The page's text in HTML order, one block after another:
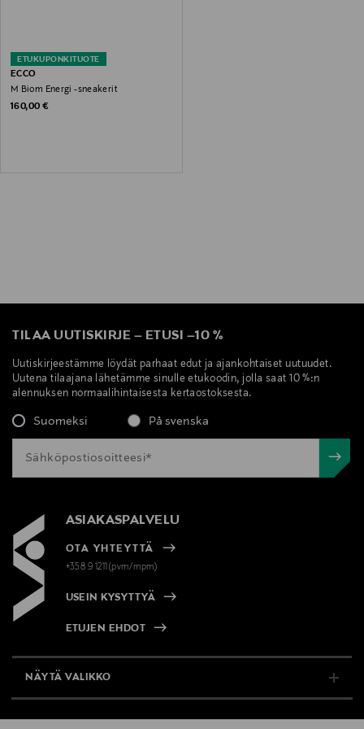
ETUKUPONKITUOTE
ECCO
M Biom Energi -sneakerit
Original Price
160,00 €
TILAA UUTISKIRJE – ETUSI –10 %
Uutiskirjeestämme löydät parhaat edut ja ajankohtaiset uutuudet.
Uutena tilaajana lähetämme sinulle etukoodin, jolla saat 10 %:n
alennuksen normaalihintaisesta kertaostoksesta.
Suomeksi På svenska
ASIAKASPALVELU
OTA YHTEYTTÄ
+358 9 1211(pvm/mpm)
USEIN KYSYTTYÄ
ETUJEN EHDOT
NÄYTÄ VALIKKO